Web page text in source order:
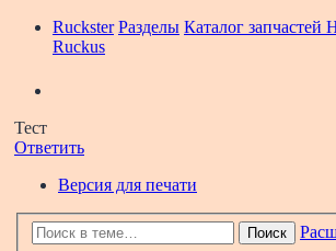
Ruckster Разделы Каталог запчастей
Ruckus
Тест
Ответить
Версия для печати
Поиск